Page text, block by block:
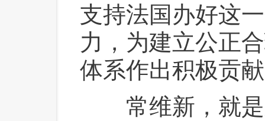
支持法国办好这
力，为建立公正
体系作出积极贡
常维新，就是